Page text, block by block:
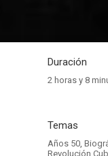
Duración
2 horas y 8
Temas
Años 50,
Revolución